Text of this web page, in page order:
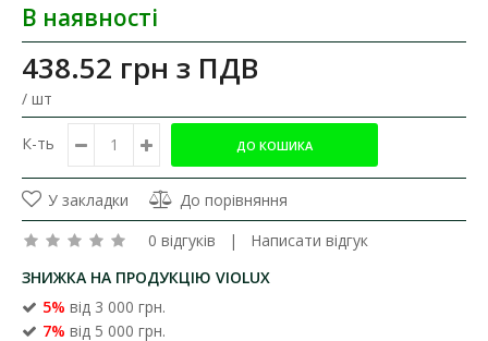
В наявності
438.52 грн з ПДВ
/ шт
К-ть
У закладки
До порівняння
0 відгуків | Написати відгук
ЗНИЖКА НА ПРОДУКЦІЮ VIOLUX
5% від 3 000 грн.
7% від 5 000 грн.